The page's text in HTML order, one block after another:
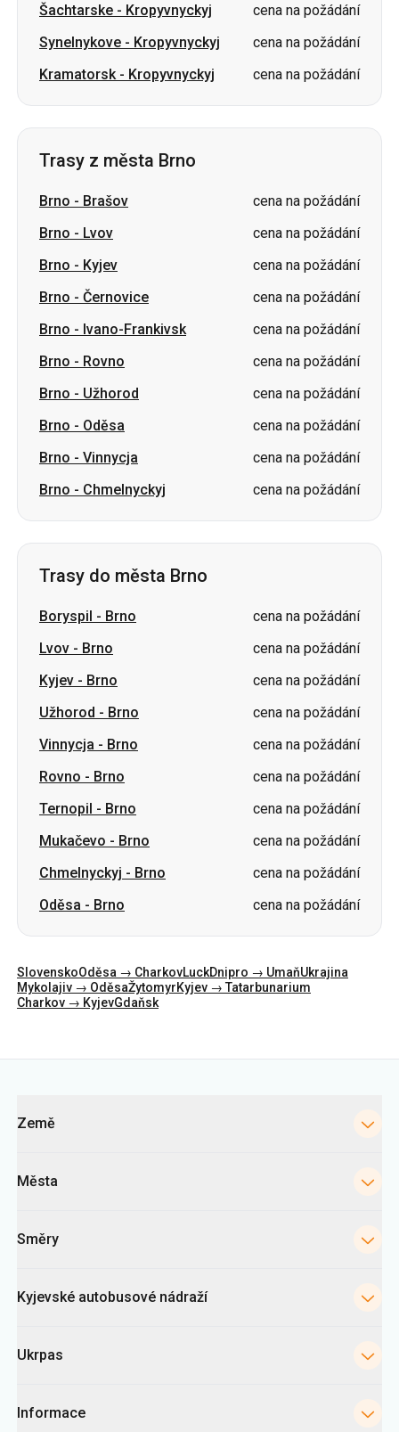
Šachtarske - Kropyvnyckyj
cena na požádání
Synelnykove - Kropyvnyckyj
cena na požádání
Kramatorsk- Kropyvnyckyj cena na požádání
Trasy z města Brno
Brno - Brašov
cena na požádání
Brno - Lvov
cena na požádání
Brno - Kyjev
cena na požádání
Brno - Černovice
cena na požádání
Brno - Ivano-Frankivsk
cena na požádání
Brno - Rovno
cena na požádání
Brno - Užhorod
cena na požádání
Brno - Oděsa
cena na požádání
Brno - Vinnycja
cena na požádání
Brno - Chmelnyckyj cena na požádání
Trasy do města Brno
Boryspil - Brno
cena na požádání
Lvov - Brno
cena na požádání
Kyjev - Brno
cena na požádání
Užhorod - Brno
cena na požádání
Vinnycja - Brno
cena na požádání
Rovno - Brno
cena na požádání
Ternopil - Brno
cena na požádání
Mukačevo - Brno
cena na požádání
Chmelnyckyj - Brno
cena na požádání
Oděsa - Brno cena na požádání
SlovenskoOděsa → CharkovLuckDnipro → UmaňUkrajina
Mykolajiv → OděsaŽytomyrKyjev → Tatarbunarium
Charkov → KyjevGdaňsk
Země
Města
Směry
Kyjevské autobusové nádraží
Ukrpas
Informace